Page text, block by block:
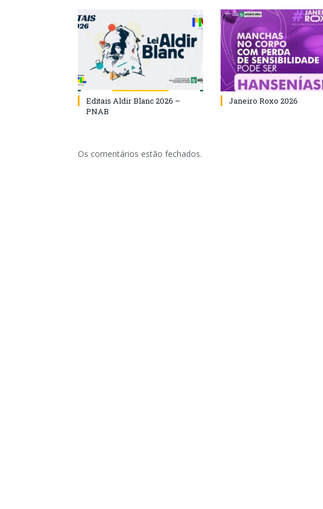
Editais Aldir Blanc 2026 –
PNAB
Janeiro Roxo 2026
Os comentários estão fechados.